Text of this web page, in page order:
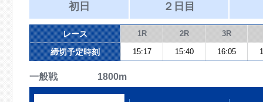
初日 ２日目
レース 1R 2R 3R
締切予定時刻 15:17 15:40 16:05
一般戦 1800m